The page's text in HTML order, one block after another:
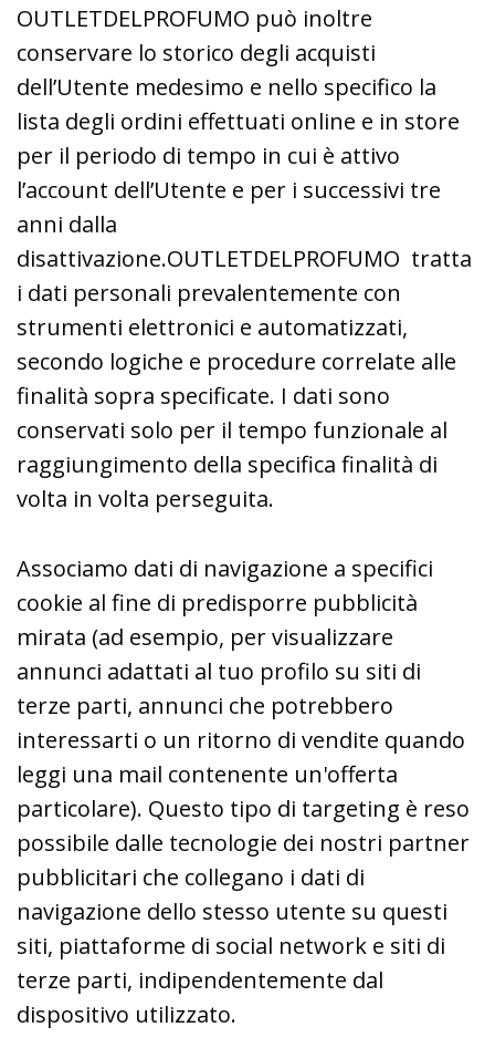
OUTLETDELPROFUMO può inoltre
conservare lo storico degli acquisti
dell’Utente medesimo e nello specifico la
lista degli ordini effettuati online e in store
per il periodo di tempo in cui è attivo
l’account dell’Utente e per i successivi tre
anni dalla
disattivazione.OUTLETDELPROFUMO tratta
i dati personali prevalentemente con
strumenti elettronici e automatizzati,
secondo logiche e procedure correlate alle
finalità sopra specificate. I dati sono
conservati solo per il tempo funzionale al
raggiungimento della specifica finalità di
volta in volta perseguita.
Associamo dati di navigazione a specifici
cookie al fine di predisporre pubblicità
mirata (ad esempio, per visualizzare
annunci adattati al tuo profilo su siti di
terze parti, annunci che potrebbero
interessarti o un ritorno di vendite quando
leggi una mail contenente un'offerta
particolare). Questo tipo di targeting è reso
possibile dalle tecnologie dei nostri partner
pubblicitari che collegano i dati di
navigazione dello stesso utente su questi
siti, piattaforme di social network e siti di
terze parti, indipendentemente dal
dispositivo utilizzato.